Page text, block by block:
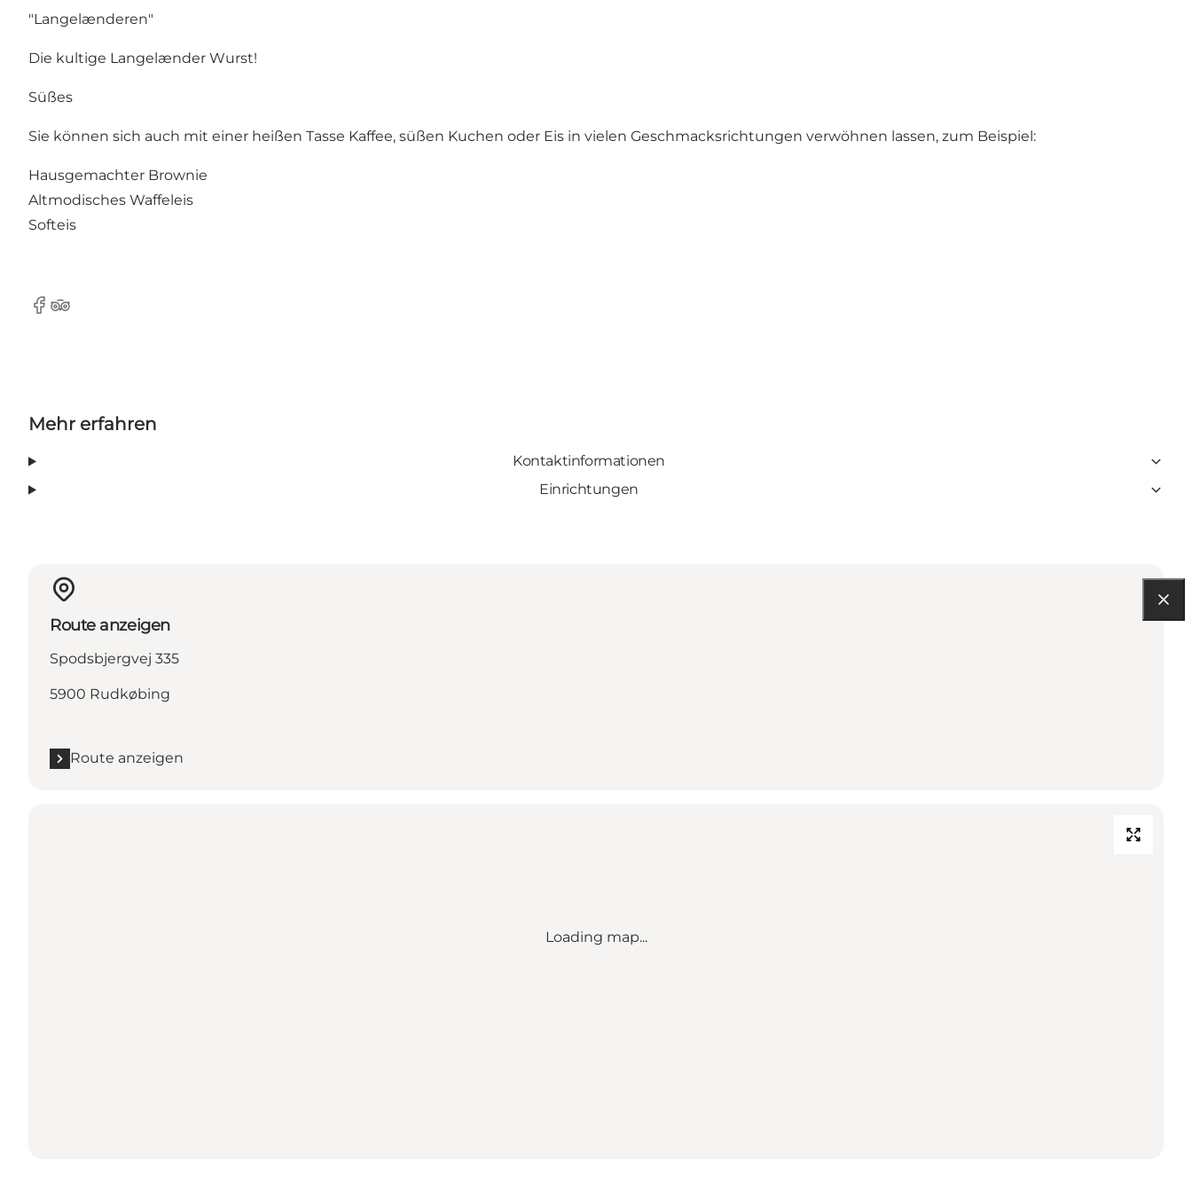
"Langelænderen"
Die kultige Langelænder Wurst!
Süßes
Sie können sich auch mit einer heißen Tasse Kaffee, süßen Kuchen oder Eis in vielen Geschmacksrichtungen verwöhnen lassen, zum Beispiel:
Hausgemachter Brownie
Altmodisches Waffeleis
Softeis
Facebook
Tripadvisor
Mehr erfahren
Kontaktinformationen
Einrichtungen
Route anzeigen
Spodsbjergvej 335
5900 Rudkøbing
Route anzeigen
Loading map...